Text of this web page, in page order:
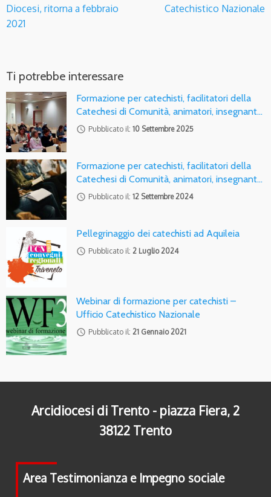
Diocesi, ritorna a febbraio
2021
Catechistico Nazionale
Ti potrebbe interessare
Formazione per catechisti, facilitatori della
Catechesi di Comunità, animatori, insegnant…
access_time Pubblicato il: 10 Settembre 2025
Formazione per catechisti, facilitatori della
Catechesi di Comunità, animatori, insegnant…
access_time Pubblicato il: 12 Settembre 2024
Pellegrinaggio dei catechisti ad Aquileia
access_time Pubblicato il: 2 Luglio 2024
Webinar di formazione per catechisti –
Ufficio Catechistico Nazionale
access_time Pubblicato il: 21 Gennaio 2021
Arcidiocesi di Trento - piazza Fiera, 2
38122 Trento
Area Testimonianza e Impegno sociale